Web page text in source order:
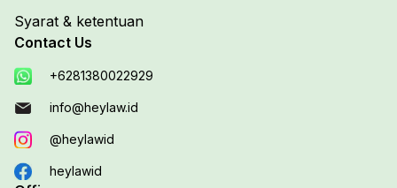
Syarat & ketentuan
Contact Us
+6281380022929
info@heylaw.id
@heylawid
heylawid